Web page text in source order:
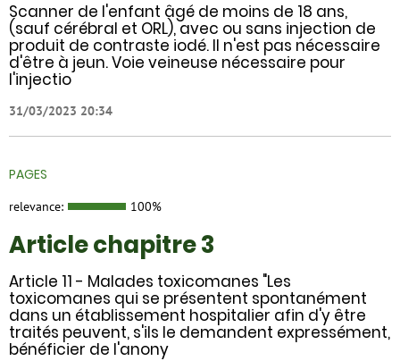
Scanner de l'enfant âgé de moins de 18 ans,
(sauf cérébral et ORL), avec ou sans injection de
produit de contraste iodé. Il n'est pas nécessaire
d'être à jeun. Voie veineuse nécessaire pour
l'injectio
31/03/2023 20:34
PAGES
relevance: 100%
Article chapitre 3
Article 11 - Malades toxicomanes "Les
toxicomanes qui se présentent spontanément
dans un établissement hospitalier afin d'y être
traités peuvent, s'ils le demandent expressément,
bénéficier de l'anony